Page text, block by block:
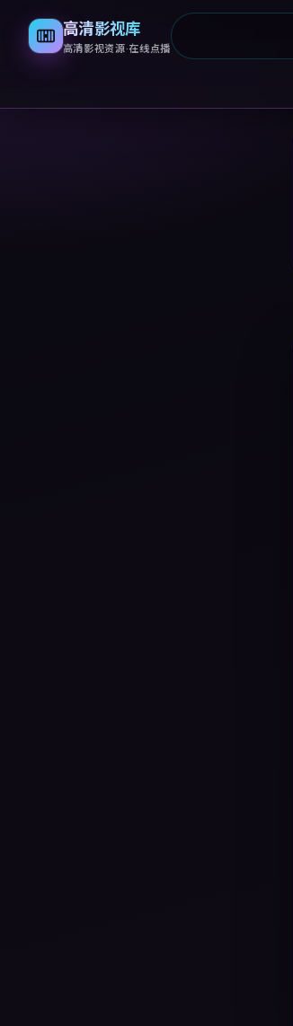
高清影视库
高清影视资源·在线点播